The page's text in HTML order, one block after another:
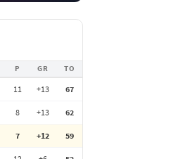
P GR TO
11 +13 67
8 +13 62
7 +12 59